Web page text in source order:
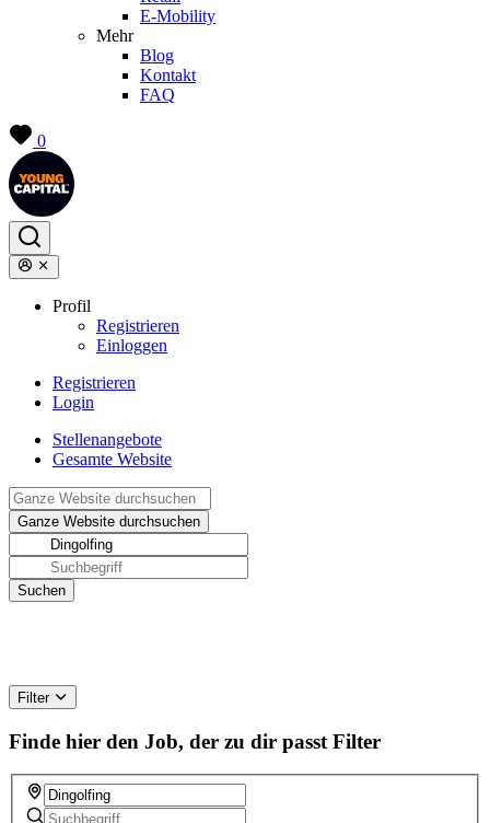
E-Mobility
Mehr
Blog
Kontakt
FAQ
0
Profil
Registrieren
Einloggen
Registrieren
Login
Stellenangebote
Gesamte Website
Filter
Finde hier den Job, der zu dir passt Filter